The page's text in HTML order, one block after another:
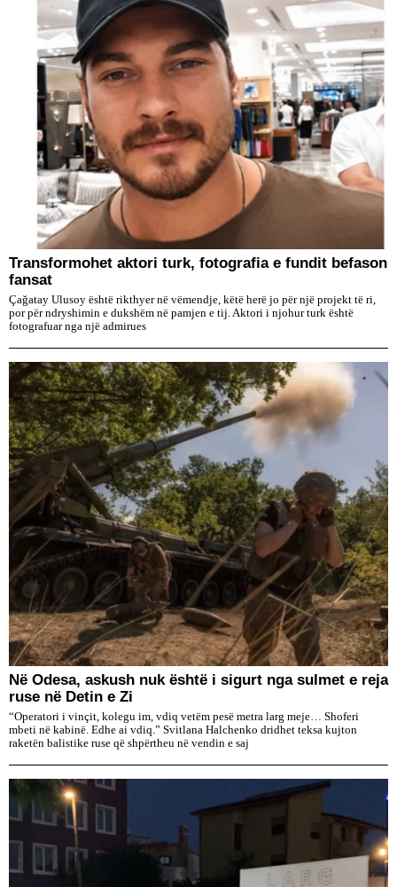
Transformohet aktori turk, fotografia e fundit befason
fansat
Çağatay Ulusoy është rikthyer në vëmendje, këtë herë jo për një projekt të ri,
por për ndryshimin e dukshëm në pamjen e tij. Aktori i njohur turk është
fotografuar nga një admirues
​Në Odesa, askush nuk është i sigurt nga sulmet e reja
ruse në Detin e Zi
“Operatori i vinçit, kolegu im, vdiq vetëm pesë metra larg meje… Shoferi
mbeti në kabinë. Edhe ai vdiq.” Svitlana Halchenko dridhet teksa kujton
raketën balistike ruse që shpërtheu në vendin e saj